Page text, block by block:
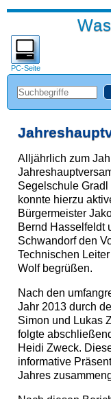
PC-Seite
Alljährlich zum
Segelschule Gradl
konnte hierzu
Bürgermeister
Bernd Hasselfeldt
Schwandorf den
Technischen
Wolf begrüßen.
Nach den
Jahr 2013 durch
Simon und Lukas
folgte
Heidi Zweck.
informative
Jahres